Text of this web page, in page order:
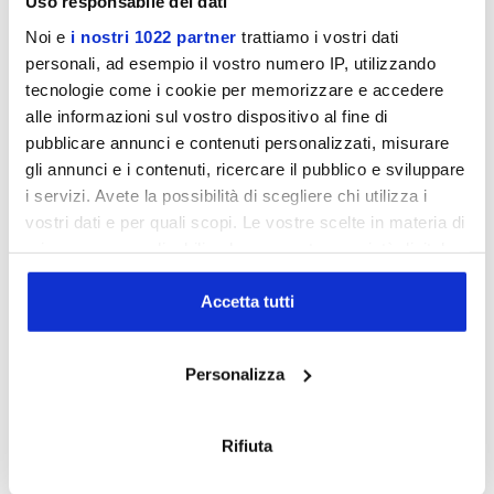
Noi e i nostri 1022 partner trattiamo i vostri dati
personali, ad esempio il vostro numero IP, utilizzando
tecnologie come i cookie per memorizzare e accedere
alle informazioni sul vostro dispositivo al fine di
pubblicare annunci e contenuti personalizzati, misurare
gli annunci e i contenuti, ricercare il pubblico e sviluppare
i servizi. Avete la possibilità di scegliere chi utilizza i
vostri dati e per quali scopi. Le vostre scelte in materia di
in cui avete effettuato le vostre scelte. È possibile
modificare o revocare il proprio consenso in qualsiasi
momento dalla Dichiarazione sui cookie o facendo clic
raccogliere informazioni sulla tua posizione
Accetta tutti
Personalizza
Rifiuta
Spese gratis
Disponibile
€ 449,00 € 549,00